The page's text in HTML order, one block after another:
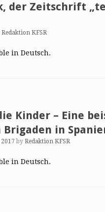
der Zeitschrift
Redaktion KFSR
in Deutsch.
Kinder – Eine
in
by Redaktion KFSR
in Deutsch.